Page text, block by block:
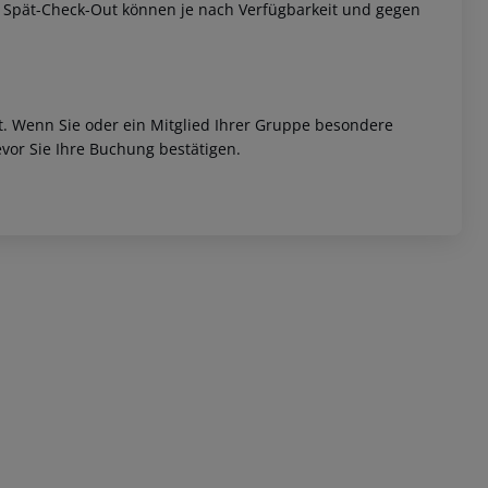
Check-Out können je nach Verfügbarkeit und gegen
Sie oder ein Mitglied Ihrer Gruppe besondere
Sie Ihre Buchung bestätigen.